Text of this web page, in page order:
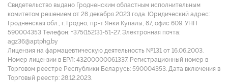
Свидетельство выдано Гродненским областным исполнительным
комитетом решением от 28 декабря 2023 года. Юридический адрес:
Гродненская обл., г. Гродно, пр-т Янки Купалы, 87, офис 609. УНП
590004353 Tелефон: +375(152)31-51-27. Электронная почта:
agz36@aptphg.by
Лицензия на фармацевтическую деятельность №131 от 16.06.2003.
Номер лицензии в ЕРЛ: 43200000061337. Регистрационный номер в
Торговом реестре Республики Беларусь: 590004353. Дата включения в
Торговый реестр: 28.12.2023.